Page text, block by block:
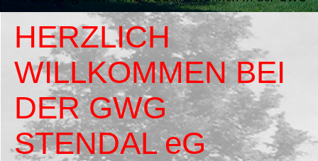
HERZLICH
WILLKOMMEN BEI
DER GWG
STENDAL eG